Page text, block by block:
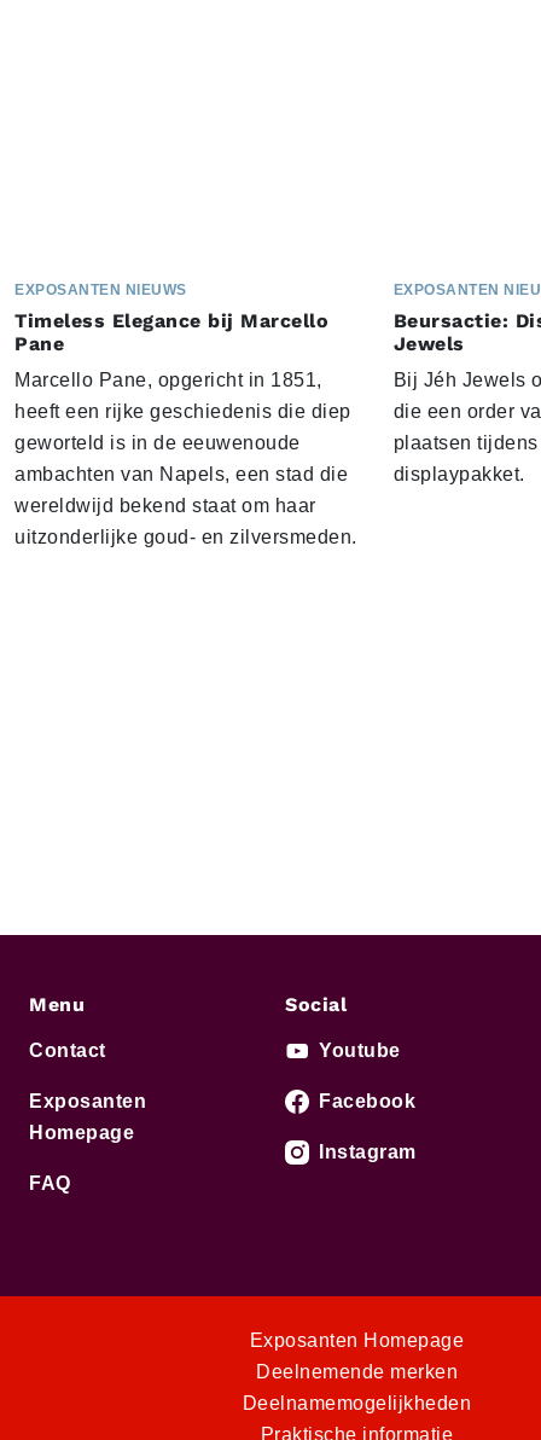
EXPOSANTEN NIEUWS
Timeless Elegance bij Marcello
Pane
Marcello Pane, opgericht in 1851,
heeft een rijke geschiedenis die diep
geworteld is in de eeuwenoude
ambachten van Napels, een stad die
wereldwijd bekend staat om haar
uitzonderlijke goud- en zilversmeden.
EXPOSANTEN
Beursactie:
Jewels
Bij Jéh Jewels
die een order
plaatsen
displaypakket.
Menu
Contact
Exposanten
Homepage
FAQ
Social
Youtube
Facebook
Instagram
Exposanten Homepage
Deelnemende merken
Deelnamemogelijkheden
Praktische informatie